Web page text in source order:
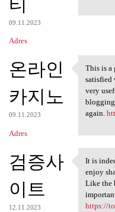
09.11.2023
Adres
온라인
카지노
09.11.2023
Adres
This is
This is a
satisfied
very
again.
검증사
이트
12.11.2023
It is
It is
enjoy
Like the
https://